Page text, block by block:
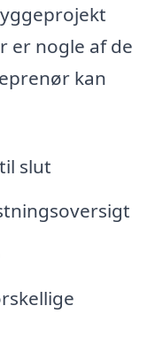
er nogle af de
kan
slut